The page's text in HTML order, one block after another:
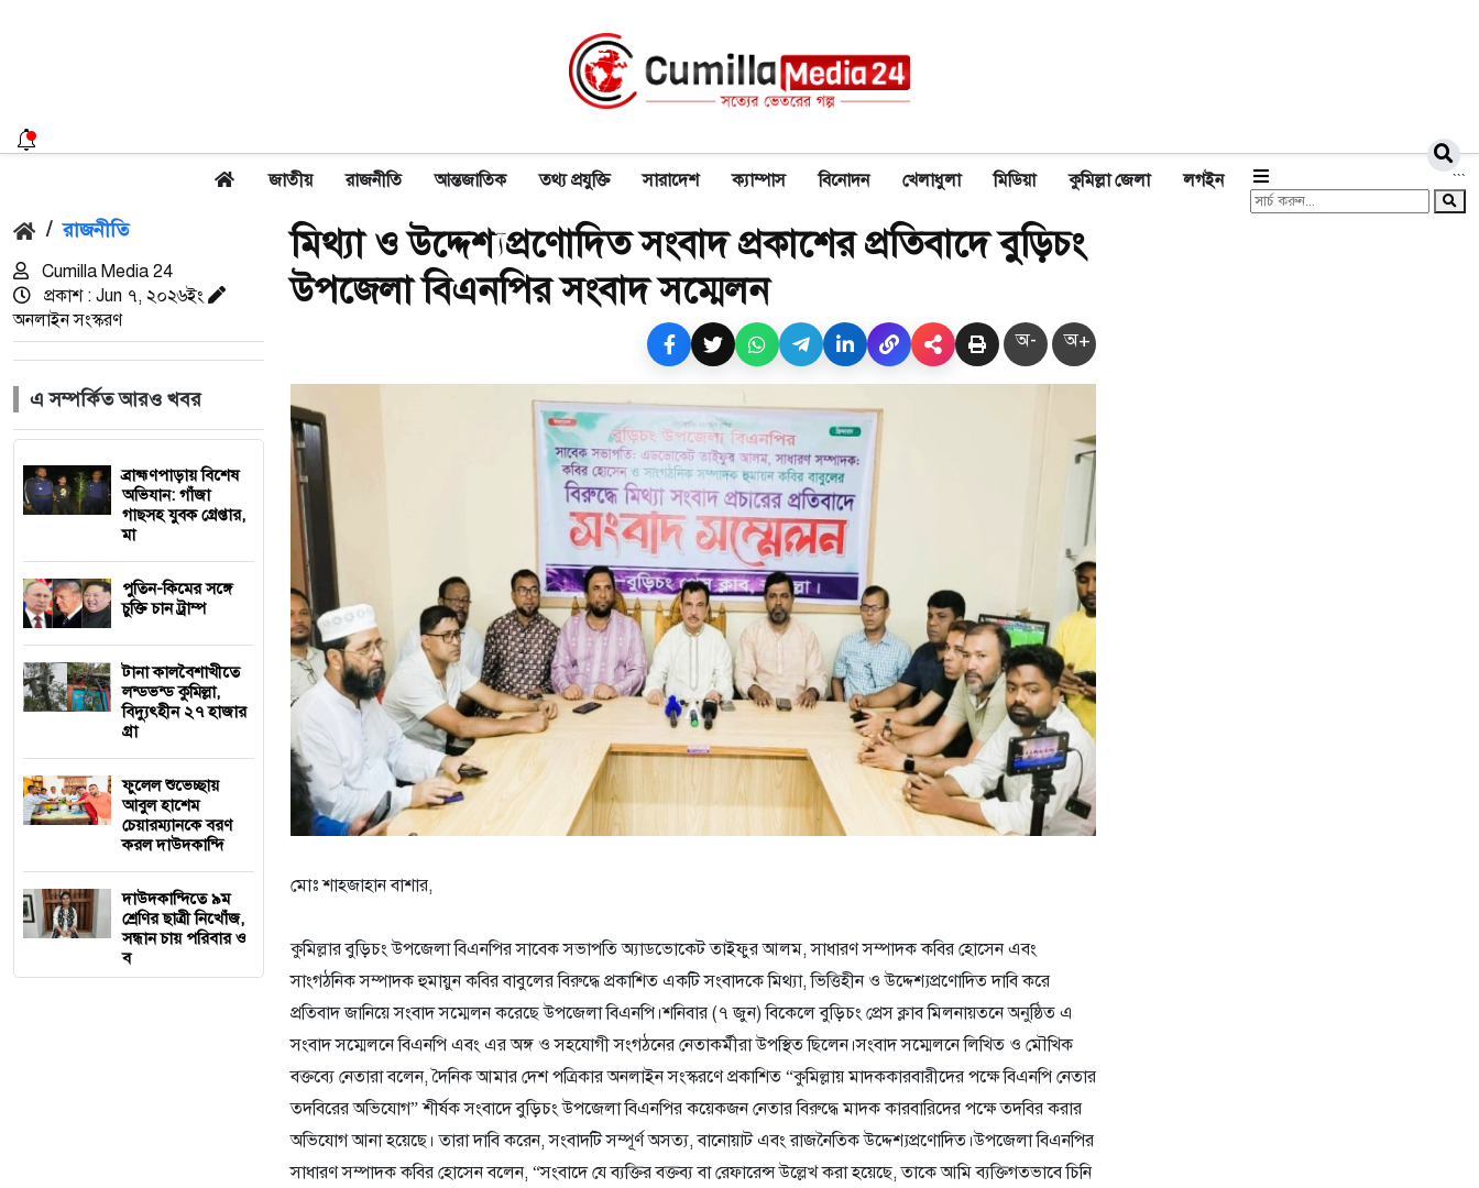
```
জাতীয় রাজনীতি আন্তজাতিক তথ্য প্রযুক্তি সারাদেশ ক্যাম্পাস বিনোদন খেলাধুলা মিডিয়া কুমিল্লা জেলা লগইন
/ রাজনীতি
Cumilla Media 24
প্রকাশ : Jun ৭, ২০২৬ইং
অনলাইন সংস্করণ
এ সম্পর্কিত আরও খবর
ব্রাহ্মণপাড়ায় বিশেষ
অভিযান: গাঁজা
গাছসহ যুবক গ্রেপ্তার,
মা
পুতিন-কিমের সঙ্গে
চুক্তি চান ট্রাম্প
টানা কালবৈশাখীতে
লন্ডভন্ড কুমিল্লা,
বিদ্যুৎহীন ২৭ হাজার
গ্রা
ফুলেল শুভেচ্ছায়
আবুল হাশেম
চেয়ারম্যানকে বরণ
করল দাউদকান্দি
দাউদকান্দিতে ৯ম
শ্রেণির ছাত্রী নিখোঁজ,
সন্ধান চায় পরিবার ও
ব
মিথ্যা ও উদ্দেশ্যপ্রণোদিত সংবাদ প্রকাশের প্রতিবাদে বুড়িচং
উপজেলা বিএনপির সংবাদ সম্মেলন
অ- অ+
মোঃ শাহজাহান বাশার,
কুমিল্লার বুড়িচং উপজেলা বিএনপির সাবেক সভাপতি অ্যাডভোকেট তাইফুর আলম, সাধারণ সম্পাদক কবির হোসেন এবং
সাংগঠনিক সম্পাদক হুমায়ুন কবির বাবুলের বিরুদ্ধে প্রকাশিত একটি সংবাদকে মিথ্যা, ভিত্তিহীন ও উদ্দেশ্যপ্রণোদিত দাবি করে
প্রতিবাদ জানিয়ে সংবাদ সম্মেলন করেছে উপজেলা বিএনপি।শনিবার (৭ জুন) বিকেলে বুড়িচং প্রেস ক্লাব মিলনায়তনে অনুষ্ঠিত এ
সংবাদ সম্মেলনে বিএনপি এবং এর অঙ্গ ও সহযোগী সংগঠনের নেতাকর্মীরা উপস্থিত ছিলেন।সংবাদ সম্মেলনে লিখিত ও মৌখিক
বক্তব্যে নেতারা বলেন, দৈনিক আমার দেশ পত্রিকার অনলাইন সংস্করণে প্রকাশিত “কুমিল্লায় মাদককারবারীদের পক্ষে বিএনপি নেতার
তদবিরের অভিযোগ” শীর্ষক সংবাদে বুড়িচং উপজেলা বিএনপির কয়েকজন নেতার বিরুদ্ধে মাদক কারবারিদের পক্ষে তদবির করার
অভিযোগ আনা হয়েছে। তারা দাবি করেন, সংবাদটি সম্পূর্ণ অসত্য, বানোয়াট এবং রাজনৈতিক উদ্দেশ্যপ্রণোদিত।উপজেলা বিএনপির
সাধারণ সম্পাদক কবির হোসেন বলেন, “সংবাদে যে ব্যক্তির বক্তব্য বা রেফারেন্স উল্লেখ করা হয়েছে, তাকে আমি ব্যক্তিগতভাবে চিনি